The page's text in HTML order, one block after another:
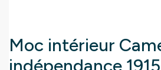
Moc intérieur